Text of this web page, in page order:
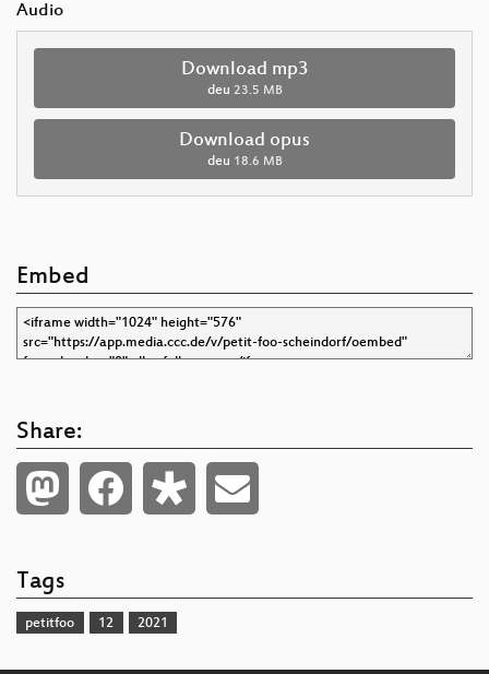
Audio
Download mp3
deu 23.5 MB
Download opus
deu 18.6 MB
Embed
Share:
Tags
petitfoo 12 2021